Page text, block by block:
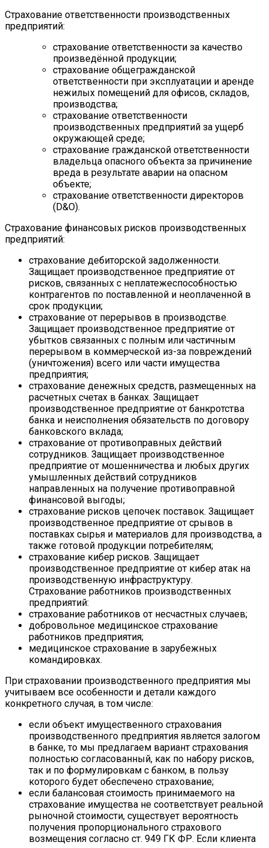
Страхование ответственности производственных
предприятий:
страхование ответственности за качество
произведённой продукции;
страхование общегражданской
ответственности при эксплуатации и аренде
нежилых помещений для офисов, складов,
производства;
страхование ответственности
производственных предприятий за ущерб
окружающей среде;
страхование гражданской ответственности
владельца опасного объекта за причинение
вреда в результате аварии на опасном
объекте;
страхование ответственности директоров
(D&O).
Страхование финансовых рисков производственных
предприятий:
страхование дебиторской задолженности.
Защищает производственное предприятие от
рисков, связанных с неплатежеспособностью
контрагентов по поставленной и неоплаченной в
срок продукции;
страхование от перерывов в производстве.
Защищает производственное предприятие от
убытков связанных с полным или частичным
перерывом в коммерческой из-за повреждений
(уничтожения) всего или части имущества
предприятия;
страхование денежных средств, размещенных на
расчетных счетах в банках. Защищает
производственное предприятие от банкротства
банка и неисполнения обязательств по договору
банковского вклада;
страхование от противоправных действий
сотрудников. Защищает производственное
предприятие от мошенничества и любых других
умышленных действий сотрудников
направленных на получение противоправной
финансовой выгоды;
страхование рисков цепочек поставок. Защищает
производственное предприятие от срывов в
поставках сырья и материалов для производства, а
также готовой продукции потребителям;
страхование кибер рисков. Защищает
производственное предприятие от кибер атак на
производственную инфраструктуру.
Страхование работников производственных
предприятий:
страхование работников от несчастных случаев;
добровольное медицинское страхование
работников предприятия;
медицинское страхование в зарубежных
командировках.
При страховании производственного предприятия мы
учитываем все особенности и детали каждого
конкретного случая, в том числе:
если объект имущественного страхования
производственного предприятия является залогом
в банке, то мы предлагаем вариант страхования
полностью согласованный, как по набору рисков,
так и по формулировкам с банком, в пользу
которого будет обеспечено страхование;
если балансовая стоимость принимаемого на
страхование имущества не соответствует реальной
рыночной стоимости, существует вероятность
получения пропорционального страхового
возмещения согласно ст. 949 ГК ФР. Если клиента